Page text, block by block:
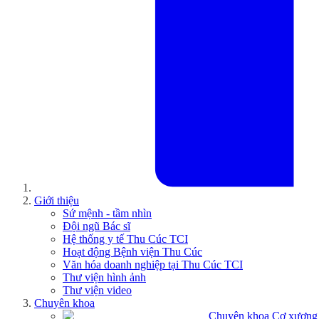
Giới thiệu
Sứ mệnh - tầm nhìn
Đội ngũ Bác sĩ
Hệ thống y tế Thu Cúc TCI
Hoạt động Bệnh viện Thu Cúc
Văn hóa doanh nghiệp tại Thu Cúc TCI
Thư viện hình ảnh
Thư viện video
Chuyên khoa
Chuyên khoa Cơ